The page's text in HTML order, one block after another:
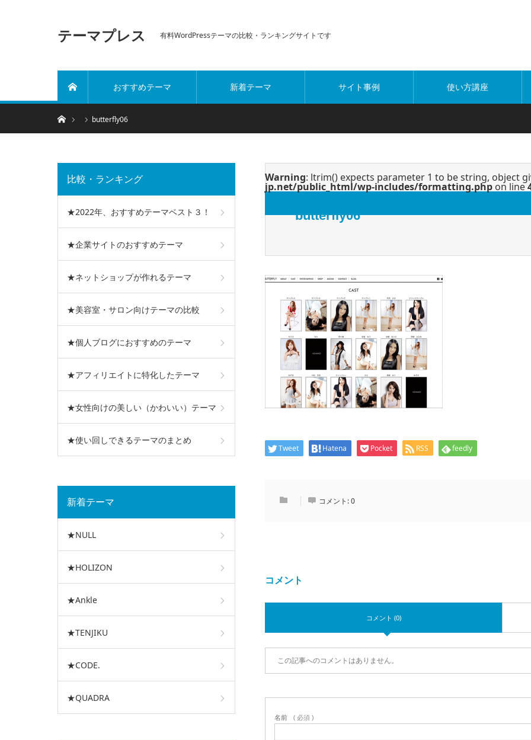
テーマプレス 有料WordPressテーマの比較・ランキングサイトです
おすすめテーマ 新着テーマ サイト事例 使い方講座
ホーム butterfly06
Warning: ltrim() expects parameter 1 to be string, object
jp.net/public_html/wp-includes/formatting.php on line
butterfly06
Tweet Hatena Pocket RSS feedly
コメント:0
コメント
コメント (0)
この記事へのコメントはありません。
名前 ( 必須 )
比較・ランキング
★2022年、おすすめテーマベスト３！
★企業サイトのおすすめテーマ
★ネットショップが作れるテーマ
★美容室・サロン向けテーマの比較
★個人ブログにおすすめのテーマ
★アフィリエイトに特化したテーマ
★女性向けの美しい（かわいい）テーマ
★使い回しできるテーマのまとめ
新着テーマ
★NULL
★HOLIZON
★Ankle
★TENJIKU
★CODE.
★QUADRA